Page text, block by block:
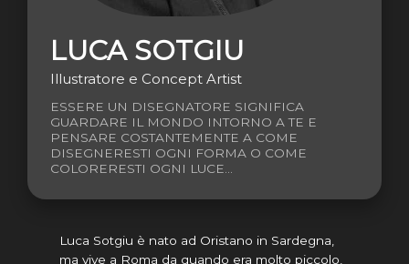
LUCA SOTGIU
Illustratore e Concept Artist
ESSERE UN DISEGNATORE SIGNIFICA
GUARDARE IL MONDO INTORNO A TE E
PENSARE COSTANTEMENTE A COME
DISEGNERESTI OGNI FORMA O COME
COLORERESTI OGNI LUCE...
Luca Sotgiu è nato ad Oristano in Sardegna,
ma vive a Roma da quando era molto piccolo,